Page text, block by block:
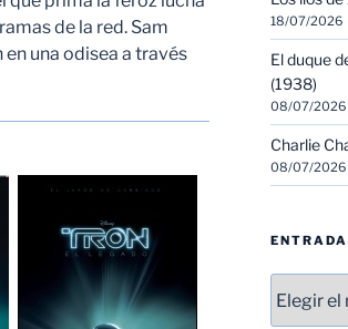
de la red. Sam
en una odisea a través
18/07/2026
El duque
(1938)
08/07/2026
Charlie
08/07/2026